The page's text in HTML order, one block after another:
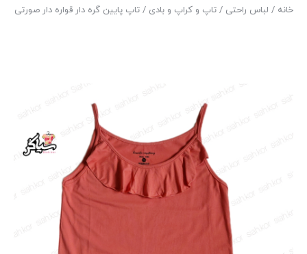
خانه / لباس راحتی / تاپ و کراپ و بادی / تاپ پایین گره دار قواره دار صورتی